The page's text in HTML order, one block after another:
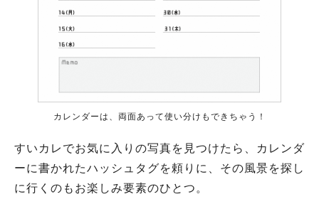
カレンダーは、両面あって使い分けもできちゃう！
すいカレでお気に入りの写真を見つけたら、カレンダ
ーに書かれたハッシュタグを頼りに、その風景を探し
に行くのもお楽しみ要素のひとつ。